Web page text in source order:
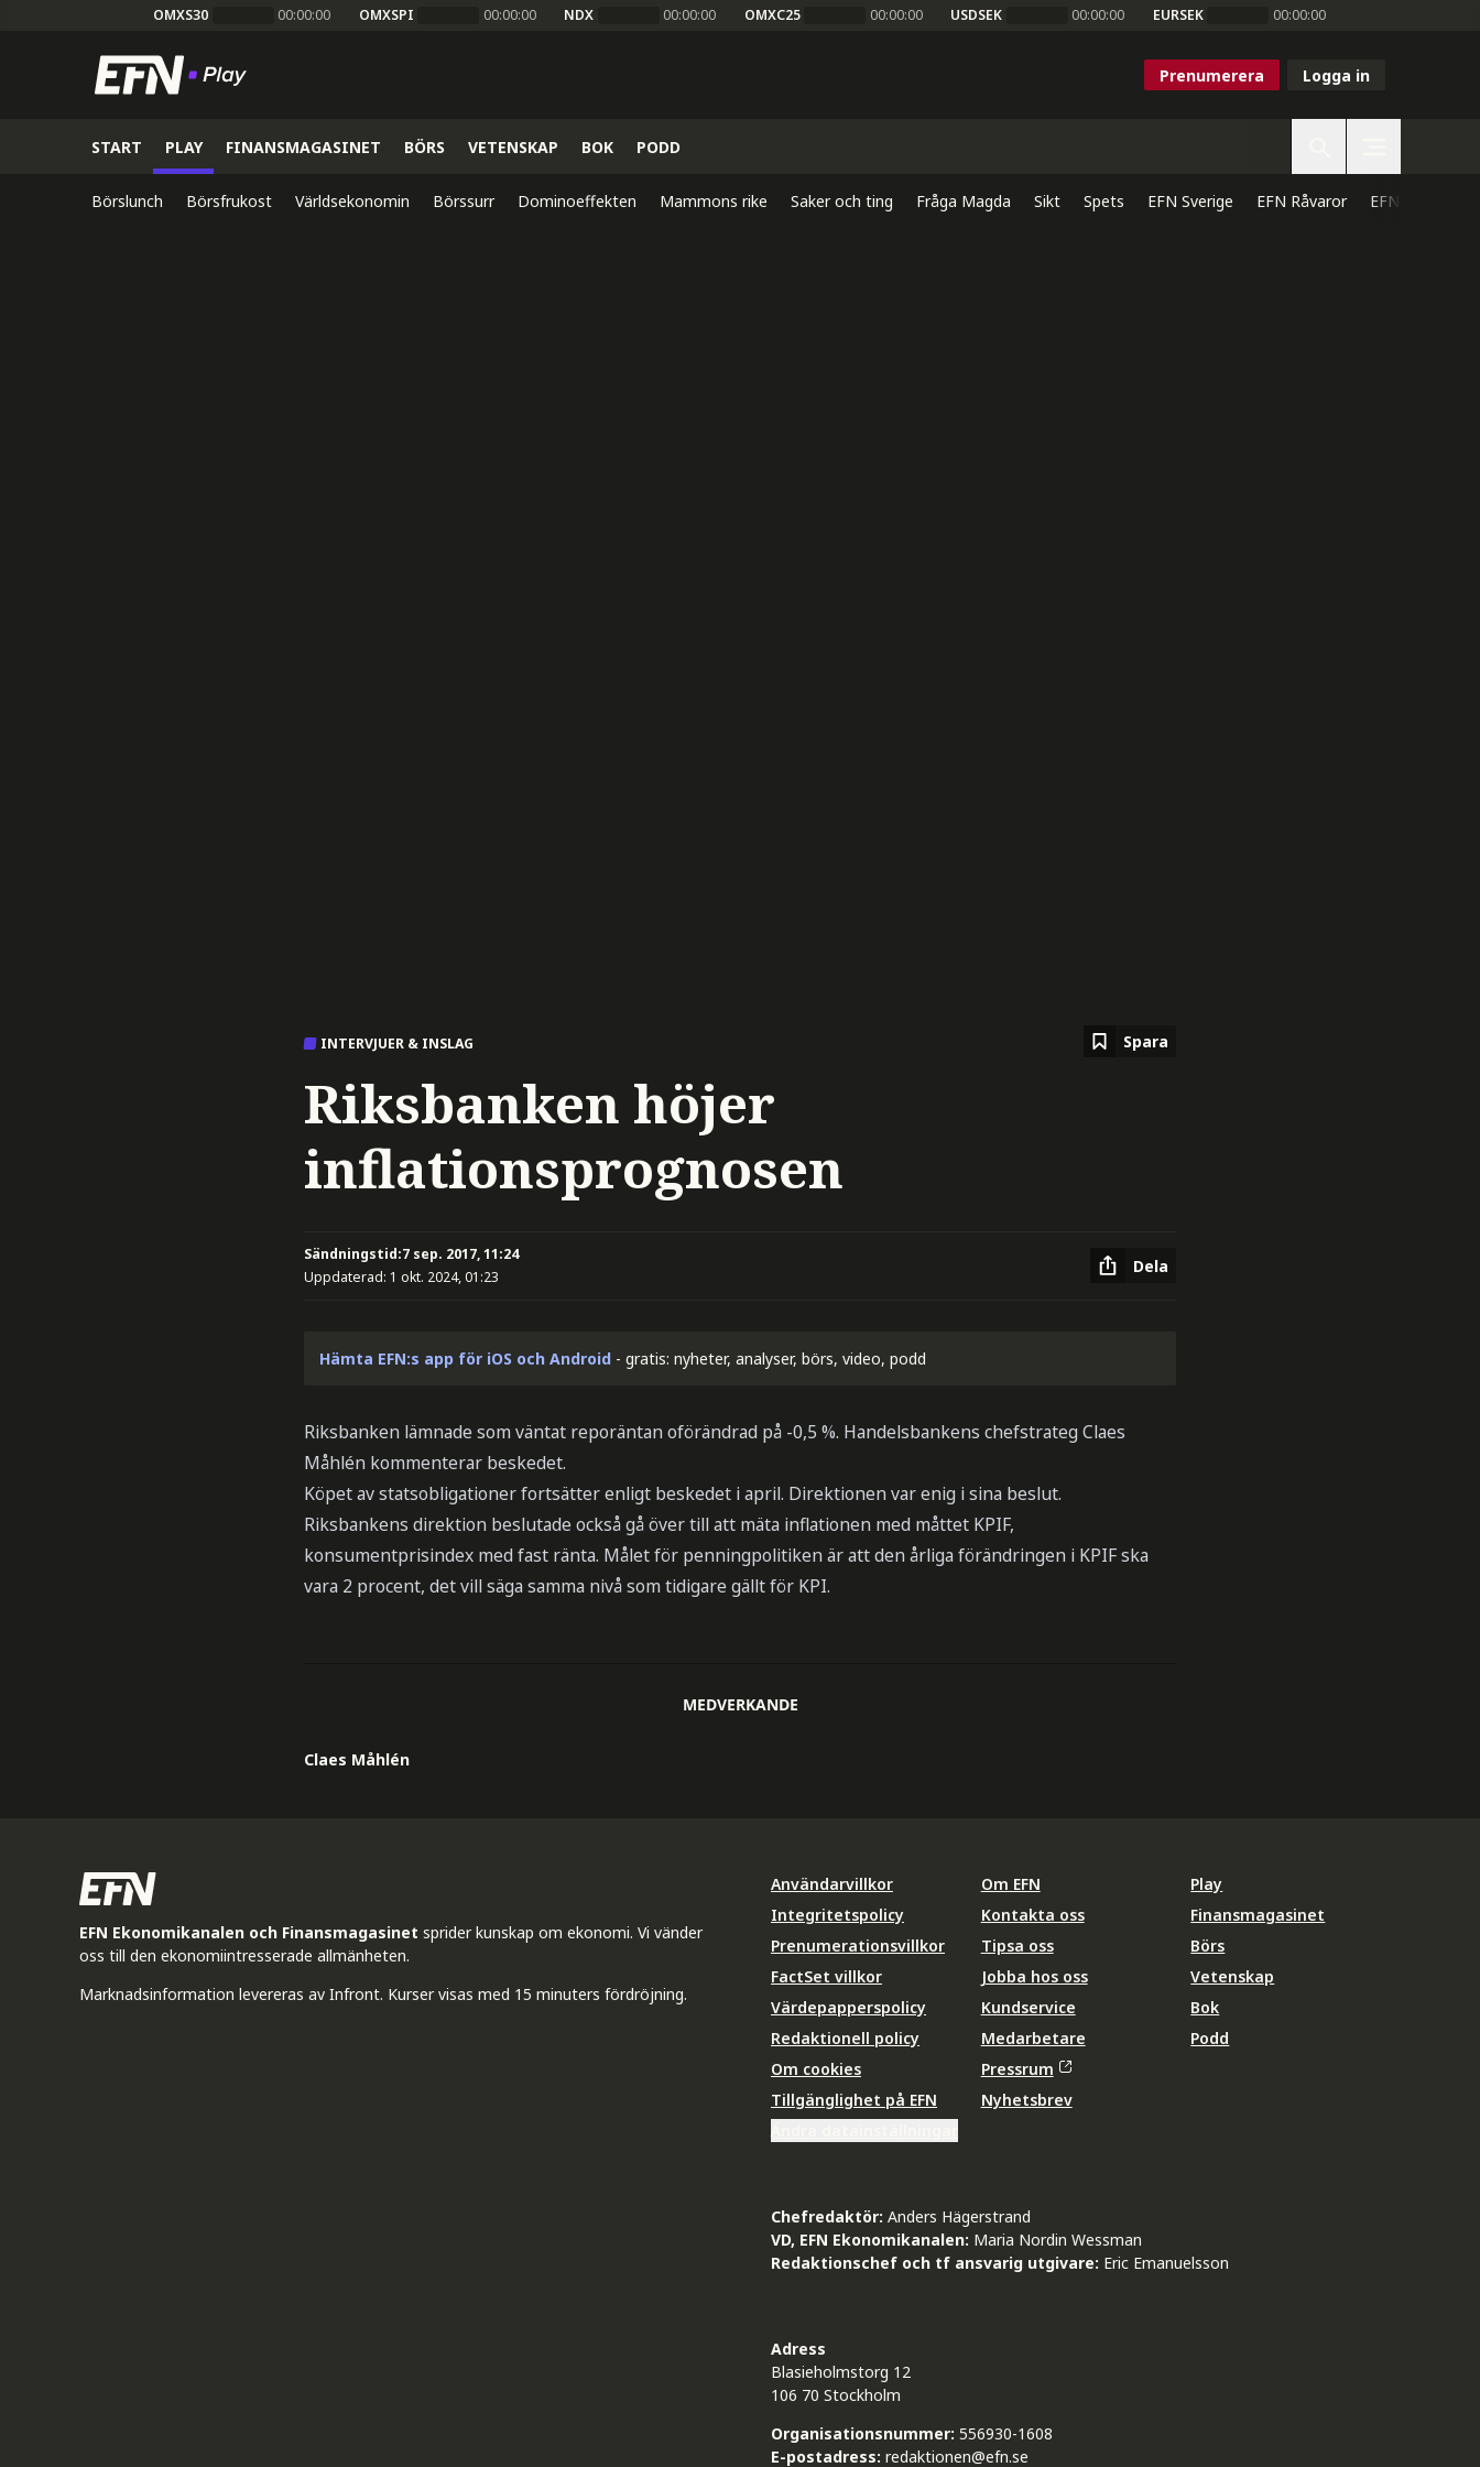
OMXS30 00:00:00 OMXSPI 00:00:00 NDX 00:00:00 OMXC25 00:00:00 USDSEK 00:00:00 EURSEK 00:00:00
Prenumerera Logga in
START PLAY FINANSMAGASINET BÖRS VETENSKAP BOK PODD
Börslunch Börsfrukost Världsekonomin Börssurr Dominoeffekten Mammons rike Saker och ting Fråga Magda Sikt Spets EFN Sverige EFN Råvaror EFN Direkt
INTERVJUER & INSLAG Spara
Riksbanken höjer
inflationsprognosen
Sändningstid:7 sep. 2017, 11:24
Uppdaterad: 1 okt. 2024, 01:23
Dela
Hämta EFN:s app för iOS och Android - gratis: nyheter, analyser, börs, video, podd
Riksbanken lämnade som väntat reporäntan oförändrad på -0,5 %. Handelsbankens chefstrateg Claes
Måhlén kommenterar beskedet.
Köpet av statsobligationer fortsätter enligt beskedet i april. Direktionen var enig i sina beslut.
Riksbankens direktion beslutade också gå över till att mäta inflationen med måttet KPIF,
konsumentprisindex med fast ränta. Målet för penningpolitiken är att den årliga förändringen i KPIF ska
vara 2 procent, det vill säga samma nivå som tidigare gällt för KPI.
MEDVERKANDE
Claes Måhlén
EFN Ekonomikanalen och Finansmagasinet sprider kunskap om ekonomi. Vi vänder
oss till den ekonomiintresserade allmänheten.
Marknadsinformation levereras av Infront. Kurser visas med 15 minuters fördröjning.
Användarvillkor
Integritetspolicy
Prenumerationsvillkor
FactSet villkor
Värdepapperspolicy
Redaktionell policy
Om cookies
Tillgänglighet på EFN
Om EFN
Kontakta oss
Tipsa oss
Jobba hos oss
Kundservice
Medarbetare
Pressrum
Nyhetsbrev
Play
Finansmagasinet
Börs
Vetenskap
Bok
Podd
Chefredaktör: Anders Hägerstrand
VD, EFN Ekonomikanalen: Maria Nordin Wessman
Redaktionschef och tf ansvarig utgivare: Eric Emanuelsson
Adress
Blasieholmstorg 12
106 70 Stockholm
Organisationsnummer: 556930-1608
E-postadress: redaktionen@efn.se